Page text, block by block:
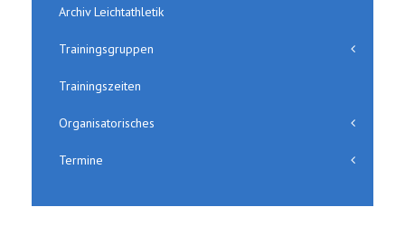
Archiv Leichtathletik
Trainingsgruppen
Trainingszeiten
Organisatorisches
Termine